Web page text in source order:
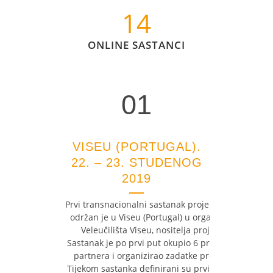
14
ONLINE SASTANCI
01
VISEU (PORTUGAL).
22. – 23. STUDENOG
2019
Prvi transnacionalni sastanak projekta beeB
održan je u Viseu (Portugal) u organizaciji
Veleučilišta Viseu, nositelja projekta.
Sastanak je po prvi put okupio 6 projektnih
partnera i organizirao zadatke projekta.
Tijekom sastanka definirani su prvi zadaci i